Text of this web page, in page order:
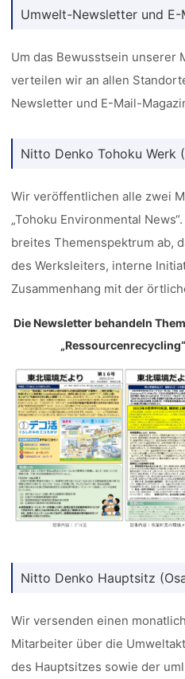
Umwelt-Newsletter und E-
Um das Bewusstsein unserer
verteilen wir an allen
Newsletter und E-Mail-
Nitto Denko Tohoku Werk
Wir veröffentlichen alle zwei
„Tohoku Environmental
breites Themenspektrum ab,
des Werksleiters, interne
Zusammenhang mit der
Die Newsletter behandeln
Nitto Denko Hauptsitz
Wir versenden einen
Mitarbeiter über die
des Hauptsitzes sowie der